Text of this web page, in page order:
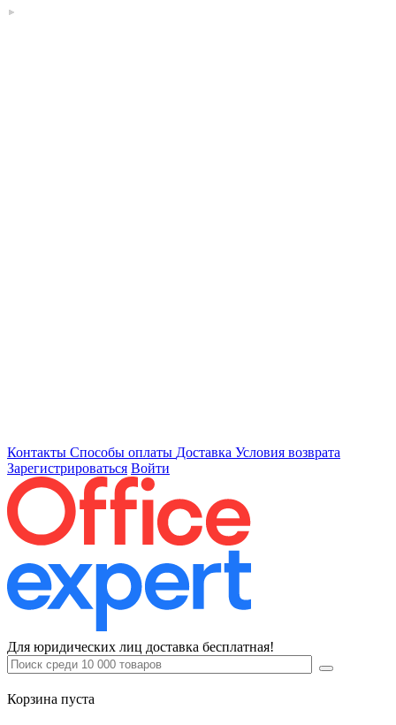
Контакты Способы оплаты Доставка Условия возврата
Зарегистрироваться Войти
Для юридических лиц доставка бесплатная!
Корзина пуста